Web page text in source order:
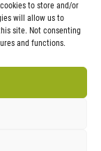
to store and/or
will allow us to
site. Not consenting
and functions.